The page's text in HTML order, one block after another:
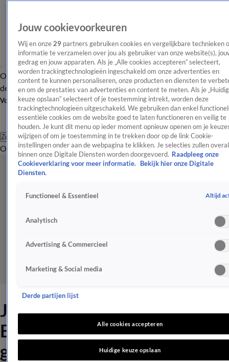
OverzichtAfleveringen Entertainment TV Algemeen
Tip
de redactieNieuwsbrief
Volg Shownieuws
Zoeken
OverzichtEntertainmentSpraakmakendRealityCrimeVideo's
Johan Derksen grijpt in bij
Eus: 'Beetje onhandig
gedaan'
Jouw cookievoorkeuren
Wij en onze 29 partners gebruiken cookies en vergelijkbare technieken
informatie te verzamelen over jou als gebruiker van onze website(s),
gedrag en jouw apparaten. Als je „Alle cookies accepteren” selecteert,
worden trackingtechnologieën ingeschakeld om onze advertenties en
content te kunnen personaliseren, onze producten en diensten te
en om de prestaties van advertenties en content te meten. Als je
keuze opslaan” selecteert of je toestemming intrekt, worden deze
trackingtechnologieën uitgeschakeld. We gebruiken dan enkel
essentiële cookies om de website goed te laten functioneren en veilig te
houden. Je kunt dit menu op ieder moment opnieuw openen om je
wijzigen of om je toestemming in te trekken door op de link Cookie-
instellingen onder aan de webpagina te klikken. Je selecties zullen overal
binnen onze Digitale Diensten worden doorgevoerd. Raadpleeg onze
Cookieverklaring voor meer informatie.
Bekijk hier onze Digitale
Diensten.
Functioneel & Essentieel Altijd
Analytisch
Advertising & Commercieel
Marketing & Social media
Derde partijen lijst
Alle cookies accepteren
Huidige keuze opslaan